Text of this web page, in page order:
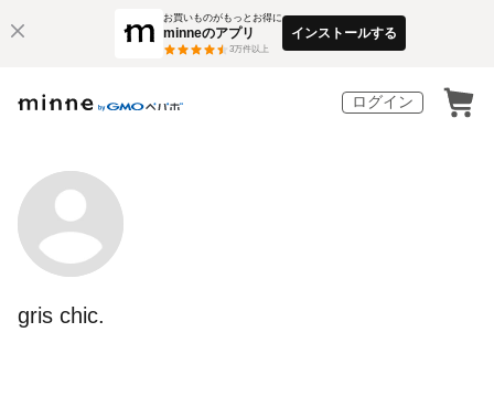
お買いものがもっとお得に
minneのアプリ
3万件以上
インストールする
ログイン
gris chic.